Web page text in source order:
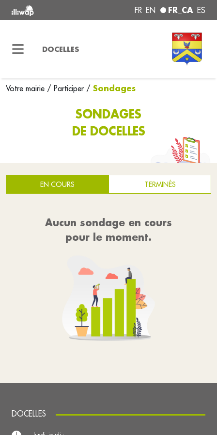
FR EN FR_CA ES
DOCELLES
Votre mairie / Participer/ Sondages
SONDAGES
DE DOCELLES
EN COURS TERMINÉS
Aucun sondage en cours
pour le moment.
DOCELLES